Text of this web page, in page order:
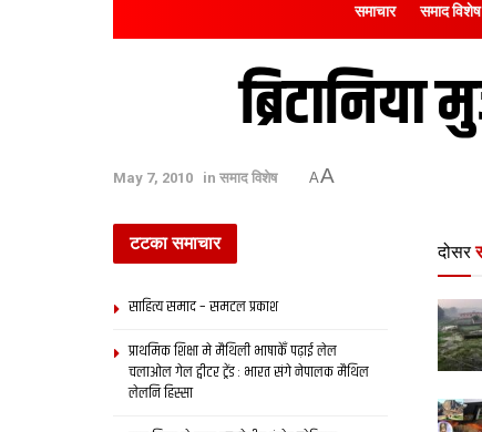
समाचार समाद विशेष
May 7, 2010 in समाद विशेष AA
दोसर
टटका समाचार
साहित्य समाद – समटल प्रकाश
प्राथमिक शि‍क्षा मे मैथि‍ली भाषाकेँ पढ़ाई लेल
चलाओल गेल ट्वीटर ट्रेंड : भारत संगे नेपालक मैथिल
लेलनि हिस्सा